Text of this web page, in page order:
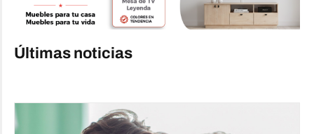
Últimas noticias